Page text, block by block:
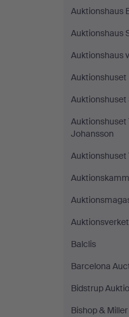
Auktionshaus
Auktionshaus
Auktionshaus
Auktionshuset
Auktionshuset
Auktionshuset
Johansson
Auktionshuset
Balclis
Barcelona
Bidstrup
Bishop & Miller